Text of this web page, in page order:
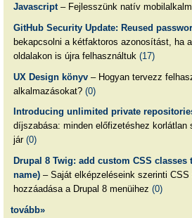
Javascript– Fejlesszünk natív
GitHub Security Update: Reused
bekapcsolni a kétfaktoros azonosítást, ha
oldalakon is újra felhasználtuk (17)
UX Design könyv– Hogyan tervezz
alkalmazásokat? (0)
Introducing unlimited private
díjszabása: minden előfizetéshez korlátlan
jár (0)
Drupal 8 Twig: add custom CSS
name)– Saját elképzeléseink szerinti
hozzáadása a Drupal 8 menüihez (0)
tovább»